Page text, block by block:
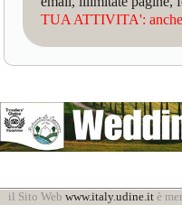
TUA ATTIVITA':
il Sito Web www.italy.udine.it è